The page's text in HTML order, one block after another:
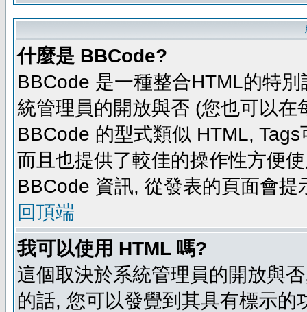
什麼是 BBCode?
BBCode 是一種整合HTML的特
統管理員的開放與否 (您也可以
BBCode 的型式類似 HTML,
而且也提供了較佳的操作性方便
BBCode 資訊, 從發表的頁面會提
回頂端
我可以使用 HTML 嗎?
這個取決於系統管理員的開放與
的話, 您可以發覺到其具有標示